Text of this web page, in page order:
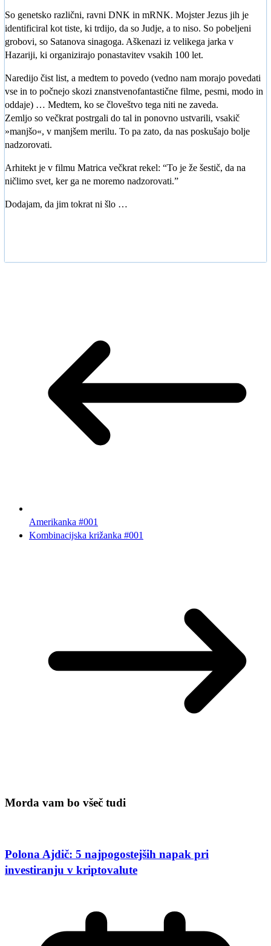
So genetsko različni, ravni DNK in mRNK. Mojster Jezus jih je
identificiral kot tiste, ki trdijo, da so Judje, a to niso. So pobeljeni
grobovi, so Satanova sinagoga. Aškenazi iz velikega jarka v
Hazariji, ki organizirajo ponastavitev vsakih 100 let.
Naredijo čist list, a medtem to povedo (vedno nam morajo povedati
vse in to počnejo skozi znanstvenofantastične filme, pesmi, modo in
oddaje) … Medtem, ko se človeštvo tega niti ne zaveda.
Zemljo so večkrat postrgali do tal in ponovno ustvarili, vsakič
»manjšo«, v manjšem merilu. To pa zato, da nas poskušajo bolje
nadzorovati.
Arhitekt je v filmu Matrica večkrat rekel: “To je že šestič, da na
ničlimo svet, ker ga ne moremo nadzorovati.”
Dodajam, da jim tokrat ni šlo …
Amerikanka #001
Kombinacijska križanka #001
Morda vam bo všeč tudi
Polona Ajdič: 5 najpogostejših napak pri
investiranju v kriptovalute